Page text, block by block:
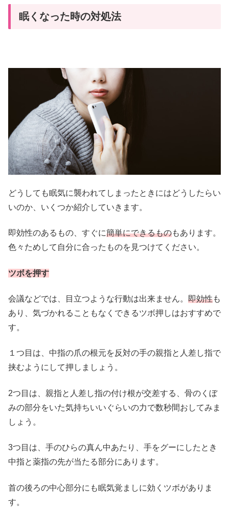
眠くなった時の対処法
どうしても眠気に襲われてしまったときにはどうしたらい
いのか、いくつか紹介していきます。
即効性のあるもの、すぐに簡単にできるものもあります。
色々ためして自分に合ったものを見つけてください。
ツボを押す
会議などでは、目立つような行動は出来ません。 即効性も
あり、気づかれることもなくできるツボ押しはおすすめで
す。
１つ目は、中指の爪の根元を反対の手の親指と人差し指で
挟むようにして押しましょう。
2つ目は、親指と人差し指の付け根が交差する、骨のくぼ
みの部分をいた気持ちいいぐらいの力で数秒間おしてみま
しょう。
3つ目は、手のひらの真ん中あたり、手をグーにしたとき
中指と薬指の先が当たる部分にあります。
首の後ろの中心部分にも眠気覚ましに効くツボがありま
す。